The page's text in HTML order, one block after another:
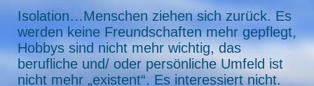
Isolation…Menschen ziehen sich zurück. Es
werden keine Freundschaften mehr gepflegt,
Hobbys sind nicht mehr wichtig, das
berufliche und/ oder persönliche Umfeld ist
nicht mehr „existent“. Es interessiert nicht.